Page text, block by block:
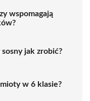
wspomagają
jak zrobić?
w 6 klasie?